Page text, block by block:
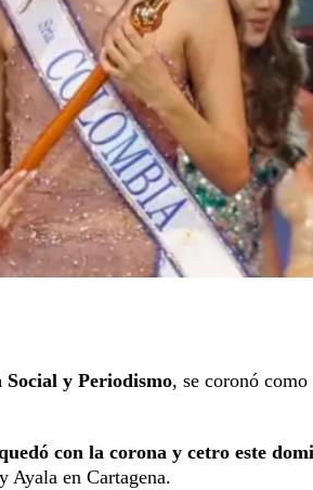
Social y Periodismo, se coronó como
con la corona y cetro este
Ayala en Cartagena.